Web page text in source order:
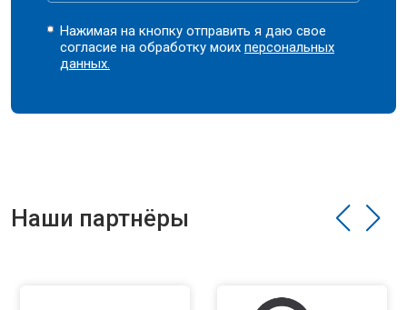
Нажимая на кнопку отправить я даю свое
согласие на обработку моихперсональных
данных.
Наши партнёры